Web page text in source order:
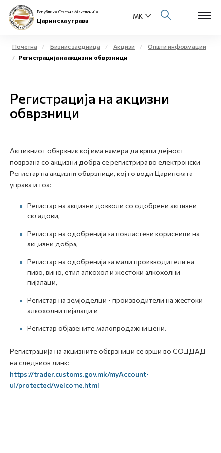
Физички лица
Бизнис заедница
Open
Медиа центар
Е-Весник
Република Северна Македонија
Царинска управа
Почетна Бизнис заедница Акцизи
Општи информации
Регистрација на акцизни обврзници
Регистрација на акцизни
обврзници
Акцизниот обврзник кој има намера да врши дејност
поврзана со акцизни добра се регистрира во електронски
Регистар на акцизни обврзници, кој го води Царинската
управа и тоа:
Регистар на акцизни дозволи со одобрени акцизни
складови,
Регистар на одобренија за повластени корисници на
акцизни добра,
Регистар на одобренија за мали производители на
пиво, вино, етил алкохол и жестоки алкохолни
пијалаци,
Регистар на земјоделци - производители на жестоки
алкохолни пијалаци и
Регистар објавените малопродажни цени.
Регистрација на акцизните обврзници се врши во СОЦДАД
на следниов линк:
https://trader.customs.gov.mk/myAccount-
ui/protected/welcome.html